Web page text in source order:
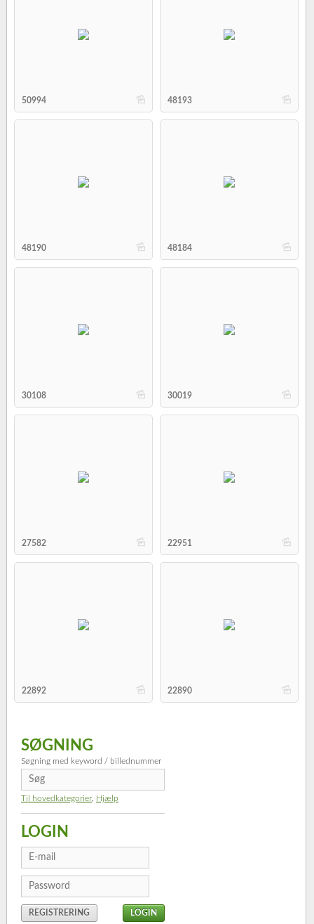
b
50994 b
48193
b
48190 b
48184
b
30108 b
30019
b
27582 b
22951
b
22892 b
22890
SØGNING
Søgning med keyword / billednummer
Til hovedkategorier Hjælp
LOGIN
REGISTRERING